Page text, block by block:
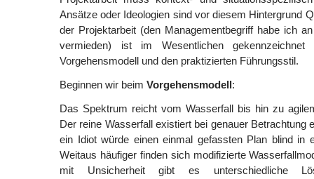
Ansätze oder Ideologien sind vor diesem Hintergrund
der Projektarbeit (den Managementbegriff habe ich
vermieden) ist im Wesentlichen
Vorgehensmodell und den praktizierten Führungsstil.
Beginnen wir beim Vorgehensmodell:
Das Spektrum reicht vom Wasserfall bis hin zu
Der reine Wasserfall existiert bei genauer Betrachtung
ein Idiot würde einen einmal gefassten Plan blind in
Weitaus häufiger finden sich modifizierte
mit Unsicherheit gibt es unterschiedliche